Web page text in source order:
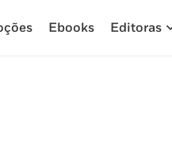
Ebooks Editoras